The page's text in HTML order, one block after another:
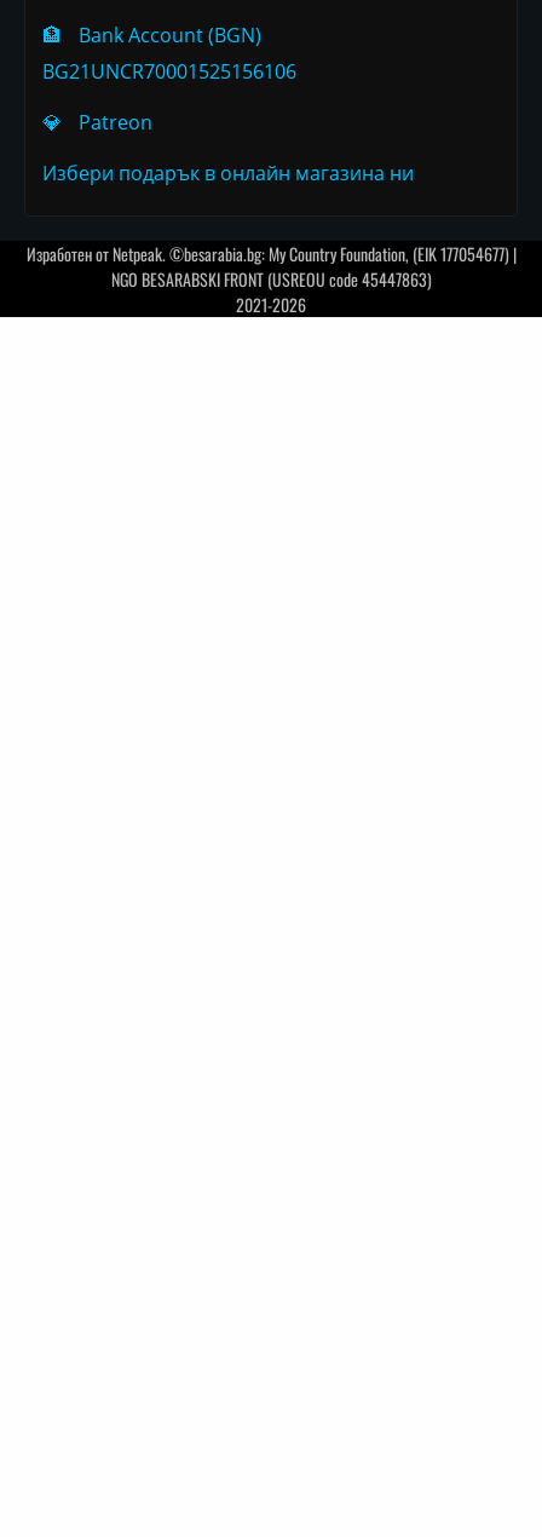
🏦
Bank Account (BGN)
BG21UNCR70001525156106
💎
Patreon
Избери подарък в онлайн магазина ни
Изработен отNetpeak. ©besarabia.bg: My Country Foundation, (EIK 177054677) |
NGO BESARABSKI FRONT (USREOU code 45447863)
2021-2026